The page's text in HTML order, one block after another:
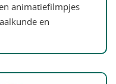
animatiefilmpjes
en